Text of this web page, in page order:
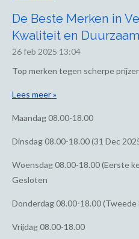
De Beste Merken in
Kwaliteit en
26 feb 2025 13:04
Top merken tegen scherpe
Lees meer »
Maandag08.00-18.00
Dinsdag08.00-18.00 (31 Dec
Woensdag08.00-18.00 (Eerste
Gesloten
Donderdag08.00-18.00
Vrijdag08.00-18.00